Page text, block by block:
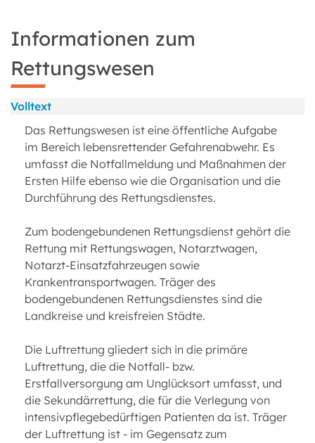
Informationen zum
Rettungswesen
Volltext
Das Rettungswesen ist eine öffentliche Aufgabe
im Bereich lebensrettender Gefahrenabwehr. Es
umfasst die Notfallmeldung und Maßnahmen der
Ersten Hilfe ebenso wie die Organisation und die
Durchführung des Rettungsdienstes.
Zum bodengebundenen Rettungsdienst gehört die
Rettung mit Rettungswagen, Notarztwagen,
Notarzt-Einsatzfahrzeugen sowie
Krankentransportwagen. Träger des
bodengebundenen Rettungsdienstes sind die
Landkreise und kreisfreien Städte.
Die Luftrettung gliedert sich in die primäre
Luftrettung, die die Notfall- bzw.
Erstfallversorgung am Unglücksort umfasst, und
die Sekundärrettung, die für die Verlegung von
intensivpflegebedürftigen Patienten da ist. Träger
der Luftrettung ist - im Gegensatz zum